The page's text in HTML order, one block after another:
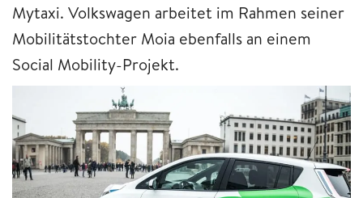
Mytaxi. Volkswagen arbeitet im Rahmen seiner
Mobilitätstochter Moia ebenfalls an einem
Social Mobility-Projekt.